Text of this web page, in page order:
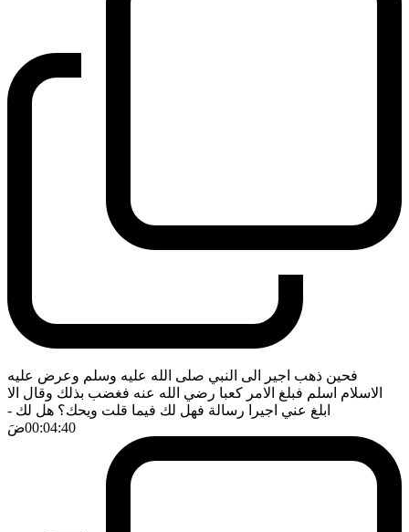
فحين ذهب اجير الى النبي صلى الله عليه وسلم وعرض عليه
الاسلام اسلم فبلغ الامر كعبا رضي الله عنه فغضب بذلك وقال الا
ابلغ عني اجيرا رسالة فهل لك فيما قلت ويحك؟ هل لك -
00:04:40ضَ